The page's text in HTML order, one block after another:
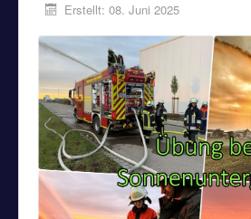
Erstellt: 08. Juni 2025